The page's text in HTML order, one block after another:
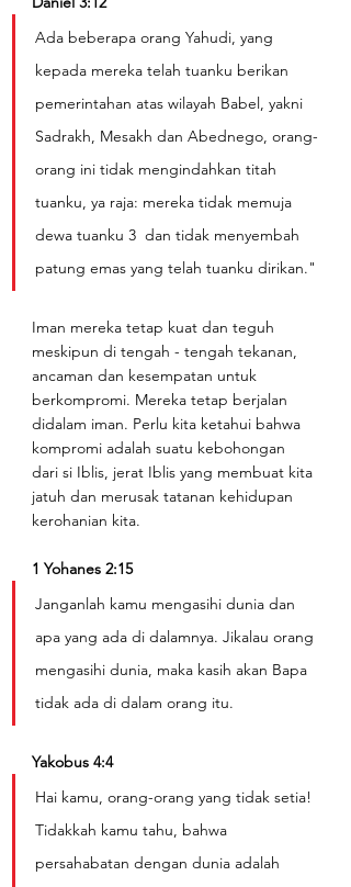
Ada beberapa orang Yahudi, yang
kepada mereka telah tuanku berikan
pemerintahan atas wilayah Babel, yakni
Sadrakh, Mesakh dan Abednego, orang-
orang ini tidak mengindahkan titah
tuanku, ya raja: mereka tidak memuja
dewa tuanku 3  dan tidak menyembah
patung emas yang telah tuanku dirikan."
Iman mereka tetap kuat dan teguh
meskipun di tengah - tengah tekanan,
ancaman dan kesempatan untuk
berkompromi. Mereka tetap berjalan
didalam iman. Perlu kita ketahui bahwa
kompromi adalah suatu kebohongan
dari si Iblis, jerat Iblis yang membuat kita
jatuh dan merusak tatanan kehidupan
kerohanian kita.
1 Yohanes 2:15
Janganlah kamu mengasihi dunia dan
apa yang ada di dalamnya. Jikalau orang
mengasihi dunia, maka kasih akan Bapa
tidak ada di dalam orang itu.
Yakobus 4:4
Hai kamu, orang-orang yang tidak setia!
Tidakkah kamu tahu, bahwa
persahabatan dengan dunia adalah